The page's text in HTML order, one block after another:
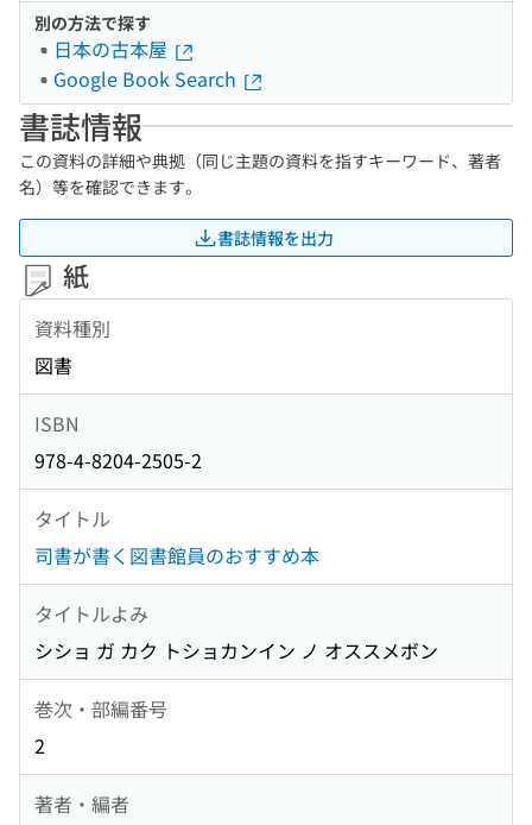
別の方法で探す
日本の古本屋
Google Book Search
書誌情報
この資料の詳細や典拠（同じ主題の資料を指すキーワード、著者
名）等を確認できます。
書誌情報を出力
紙
資料種別
図書
ISBN
978-4-8204-2505-2
タイトル
司書が書く図書館員のおすすめ本
タイトルよみ
シショ ガ カク トショカンイン ノ オススメボン
巻次・部編番号
2
著者・編者